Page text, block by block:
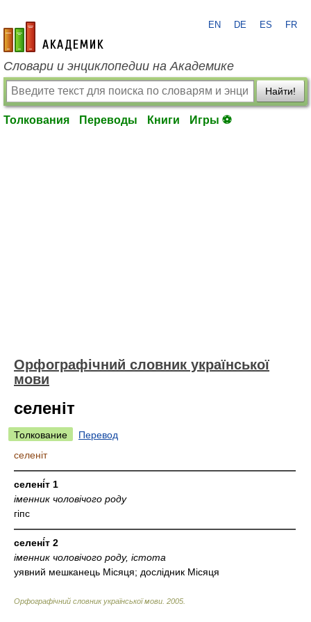
academic.ru
EN DE ES FR
Словари и энциклопедии на Академике
Найти!
Толкования Переводы Книги Игры ⚽
Орфографічний словник української
мови
селеніт
Толкование
Перевод
селеніт
—————————————————————————————
селені́т 1
іменник чоловічого роду
гіпс
—————————————————————————————
селені́т 2
іменник чоловічого роду, істота
уявний мешканець Місяця; дослідник Місяця
Орфографічний словник української мови 2005